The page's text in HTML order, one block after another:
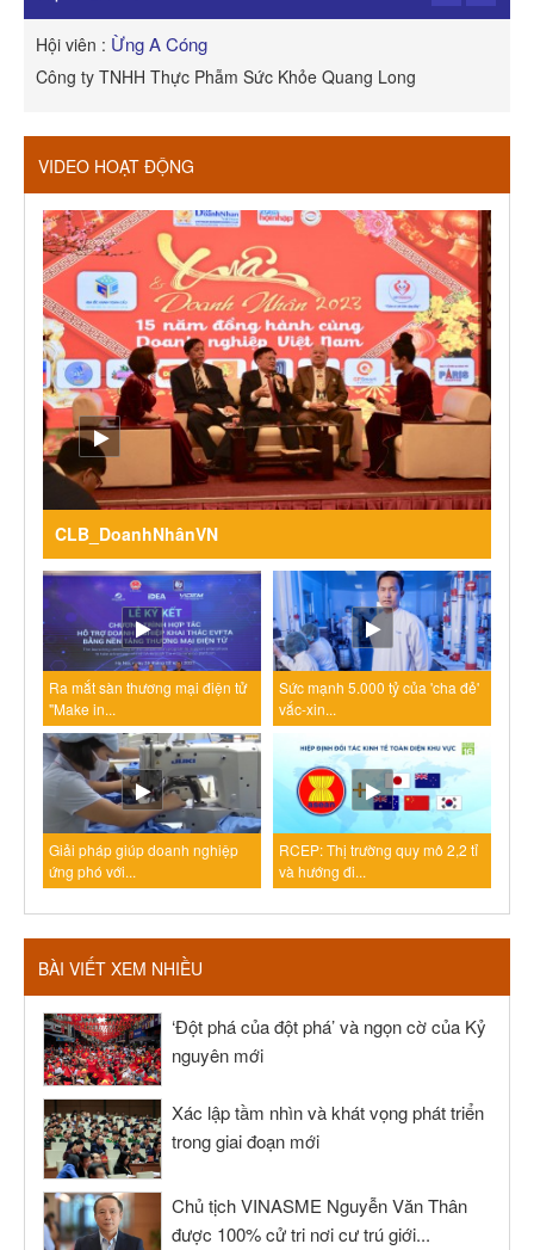
Hội viên : Ừng A Cóng
Công ty TNHH Thực Phẫm Sức Khỏe Quang Long
VIDEO HOẠT ĐỘNG
CLB_DoanhNhânVN
Ra mắt sàn thương mại điện tử
"Make in...
Sức mạnh 5.000 tỷ của 'cha đẻ'
vắc-xin...
Giải pháp giúp doanh nghiệp
ứng phó với...
RCEP: Thị trường quy mô 2,2 tỉ
và hướng đi...
BÀI VIẾT XEM NHIỀU
‘Đột phá của đột phá’ và ngọn cờ của Kỷ
nguyên mới
Xác lập tầm nhìn và khát vọng phát triển
trong giai đoạn mới
Chủ tịch VINASME Nguyễn Văn Thân
được 100% cử tri nơi cư trú giới...